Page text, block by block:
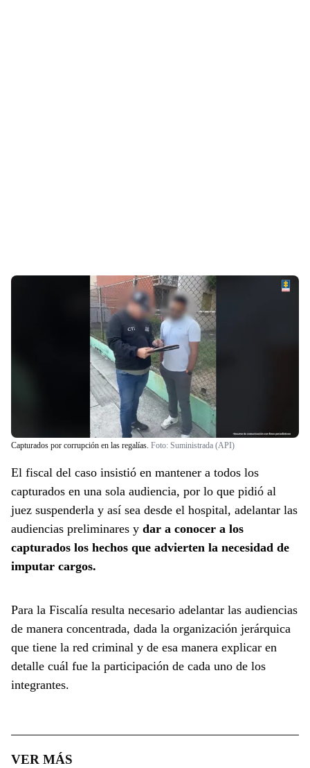
Capturados por corrupción en las regalías. Foto: Suministrada (API)
El fiscal del caso insistió en mantener a todos los
capturados en una sola audiencia, por lo que pidió al
juez suspenderla y así sea desde el hospital, adelantar las
audiencias preliminares y dar a conocer a los
capturados los hechos que advierten la necesidad de
imputar cargos.
Para la Fiscalía resulta necesario adelantar las audiencias
de manera concentrada, dada la organización jerárquica
que tiene la red criminal y de esa manera explicar en
detalle cuál fue la participación de cada uno de los
integrantes.
VER MÁS